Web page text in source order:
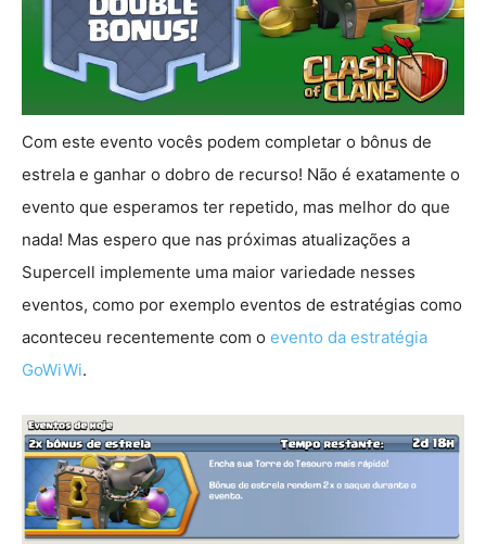
Com este evento vocês podem completar o bônus de
estrela e ganhar o dobro de recurso! Não é exatamente o
evento que esperamos ter repetido, mas melhor do que
nada! Mas espero que nas próximas atualizações a
Supercell implemente uma maior variedade nesses
eventos, como por exemplo eventos de estratégias como
aconteceu recentemente com o evento da estratégia
GoWiWi.